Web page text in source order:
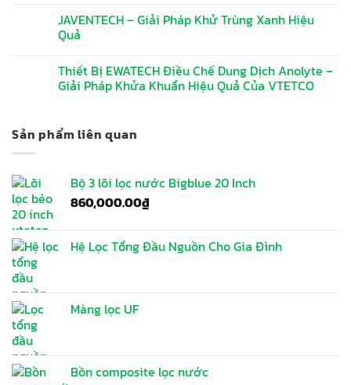
JAVENTECH – Giải Pháp Khử Trùng Xanh Hiệu
Quả
Thiết Bị EWATECH Điều Chế Dung Dịch Anolyte –
Giải Pháp Khửa Khuẩn Hiệu Quả Của VTETCO
Sản phẩm liên quan
Bộ 3 lõi lọc nước Bigblue 20 Inch
860,000.00₫
Hệ Lọc Tổng Đầu Nguồn Cho Gia Đình
Màng lọc UF
Bồn composite lọc nước